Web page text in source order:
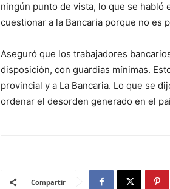
ningún punto de vista, lo que se habló
cuestionar a la Bancaria porque no es
Aseguró que los trabajadores
disposición, con guardias mínimas.
provincial y a La Bancaria. Lo que se
ordenar el desorden generado en el
Compartir